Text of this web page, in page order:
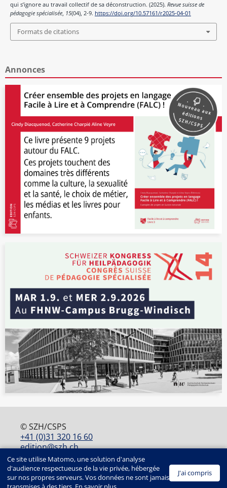
qui s’ignore au travail collectif de sa déconstruction. (2025). Revue suisse de
pédagogie spécialisée, 15(04), 2-9. https://doi.org/10.57161/r2025-04-01
Formats de citations
Annonces
© SZH/CSPS
+41 (0)31 320 16 60
edition@szh.ch
ISSN : 2813-4915
EDITION SZH/CSPS | Maison des cantons |
Speichergasse 6 | Case postale | CH-3001 Berne
Ce site utilise Matomo, une solution d'analyse
d'audience respectueuse de la vie privée, hébergée
sur nos propres serveurs. Vos données ne sont jamais
J'ai compris